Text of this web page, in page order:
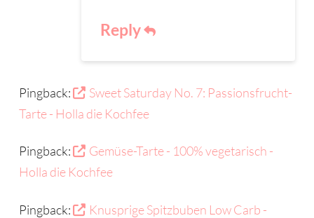
Reply
Pingback:
Sweet Saturday No. 7: Passionsfrucht-
Tarte - Holla die Kochfee
Pingback:
Gemüse-Tarte - 100% vegetarisch -
Holla die Kochfee
Pingback:
Knusprige Spitzbuben Low Carb -